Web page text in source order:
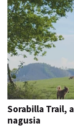
Sorabilla Trail,
nagusia